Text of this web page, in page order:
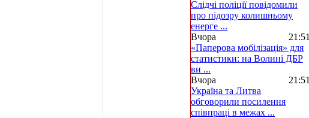
Слідчі поліції повідомили
про підозру колишньому
енерге ...
Вчора
21:51
«Паперова мобілізація» для
статистики: на Волині ДБР
ви ...
Вчора
21:51
Україна та Литва
обговорили посилення
співпраці в межах ...